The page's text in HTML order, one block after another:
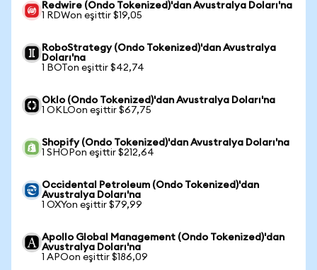
Redwire (Ondo Tokenized)'dan Avustralya Doları'na
1 RDWon eşittir $19,05
RoboStrategy (Ondo Tokenized)'dan Avustralya
Doları'na
1 BOTon eşittir $42,74
Oklo (Ondo Tokenized)'dan Avustralya Doları'na
1 OKLOon eşittir $67,75
Shopify (Ondo Tokenized)'dan Avustralya Doları'na
1 SHOPon eşittir $212,64
Occidental Petroleum (Ondo Tokenized)'dan
Avustralya Doları'na
1 OXYon eşittir $79,99
Apollo Global Management (Ondo Tokenized)'dan
Avustralya Doları'na
1 APOon eşittir $186,09